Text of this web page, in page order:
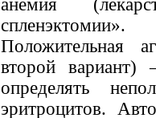
анемия
спленэктомии».
Положительная
второй вариант)
определять
эритроцитов.